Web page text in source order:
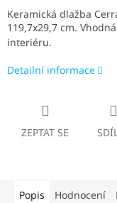
Keramická dlažba
119,7x29,7 cm. V
interiéru.
Detailní informace
ZEPTAT SE
Popis Hodnocení